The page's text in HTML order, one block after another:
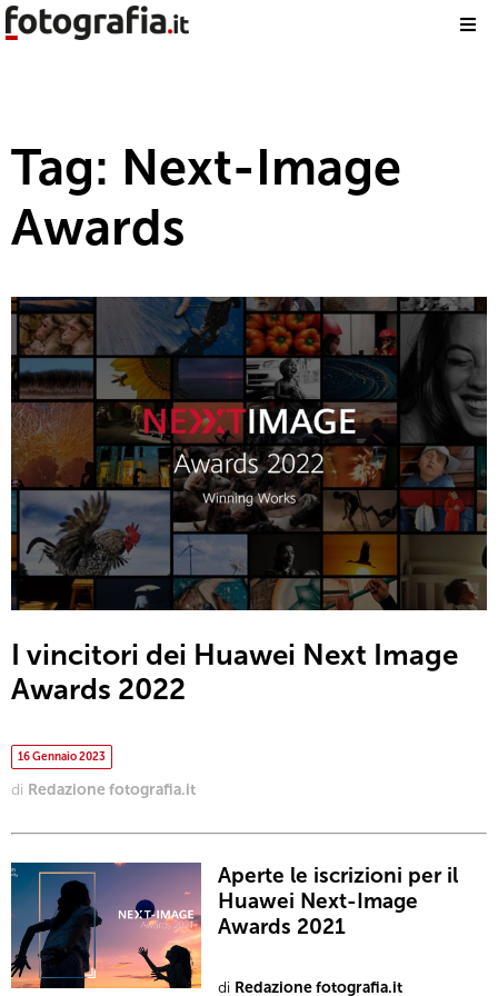
Tag: Next-Image
Awards
I vincitori dei Huawei Next Image
Awards 2022
16 Gennaio 2023
di Redazione fotografia.it
Aperte le iscrizioni per il
Huawei Next-Image
Awards 2021
di Redazione fotografia.it